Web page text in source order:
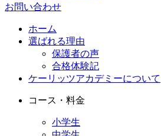
お問い合わせ
ホーム
選ばれる理由
保護者の声
合格体験記
ケーリッツアカデミーについて
コース・料金
小学生